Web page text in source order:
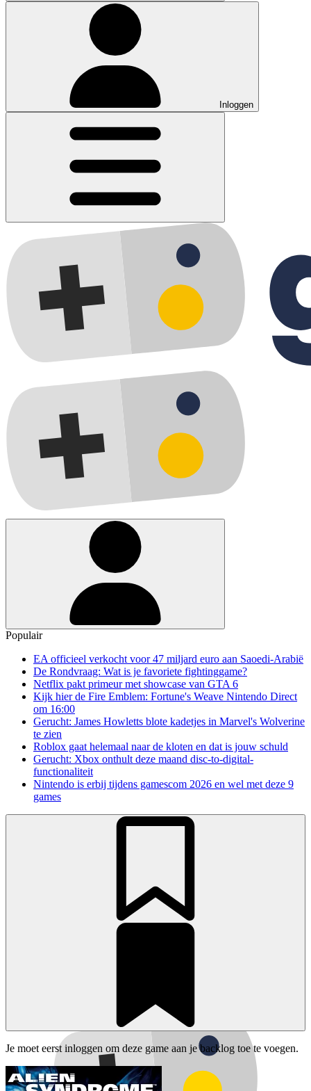
Inloggen
Populair
EA officieel verkocht voor 47 miljard euro aan Saoedi-Arabië
De Rondvraag: Wat is je favoriete fightinggame?
Netflix pakt primeur met showcase van GTA 6
Kijk hier de Fire Emblem: Fortune's Weave Nintendo Direct
om 16:00
Gerucht: James Howletts blote kadetjes in Marvel's Wolverine
te zien
Roblox gaat helemaal naar de kloten en dat is jouw schuld
Gerucht: Xbox onthult deze maand disc-to-digital-
functionaliteit
Nintendo is erbij tijdens gamescom 2026 en wel met deze 9
games
Je moet eerst inloggen om deze game aan je backlog toe te voegen.